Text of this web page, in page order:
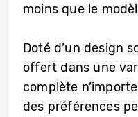
moins que le
Doté d’un design
offert dans une
complète
des préférences